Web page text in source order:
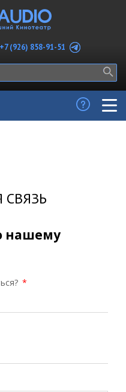
+7 (926) 858-91-51
СВЯЗЬ
нашему
*